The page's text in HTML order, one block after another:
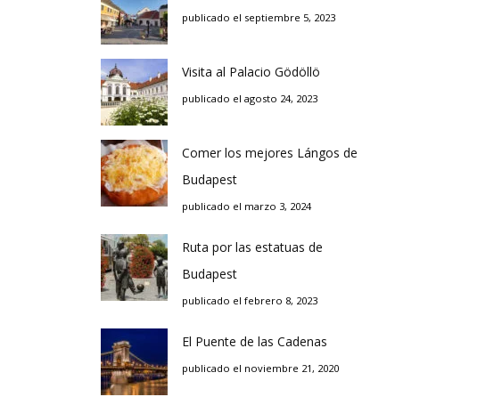
publicado el septiembre 5, 2023
Visita al Palacio Gödöllö
publicado el agosto 24, 2023
Comer los mejores Lángos de
Budapest
publicado el marzo 3, 2024
Ruta por las estatuas de
Budapest
publicado el febrero 8, 2023
El Puente de las Cadenas
publicado el noviembre 21, 2020